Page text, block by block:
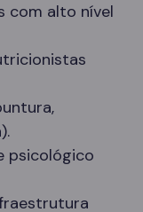
com alto nível
psicológico